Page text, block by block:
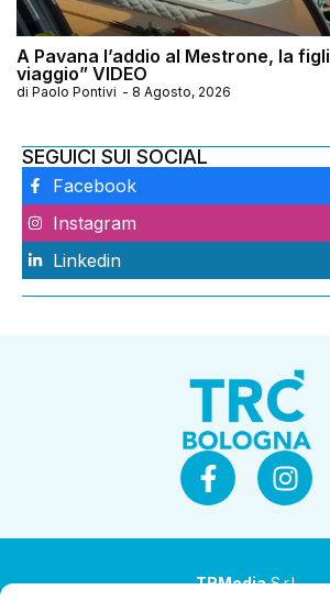
A Pavana l’addio al Mestrone, la
viaggio” VIDEO
di Paolo Pontivi - 8 Agosto, 2026
SEGUICI SUI SOCIAL
Facebook
Instagram
Linkedin
TRMediaS.r.l.